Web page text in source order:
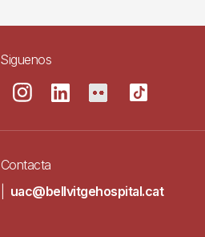
Siguenos
Contacta
uac@bellvitgehospital.cat